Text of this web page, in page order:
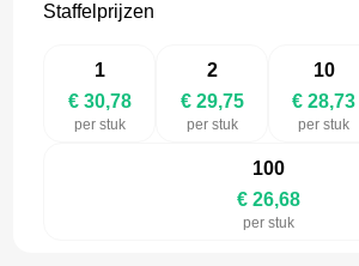
Staffelprijzen
1
€ 30,78
per stuk
2
€ 29,75
per stuk
10
€ 28,73
per stuk
100
€ 26,68
per stuk